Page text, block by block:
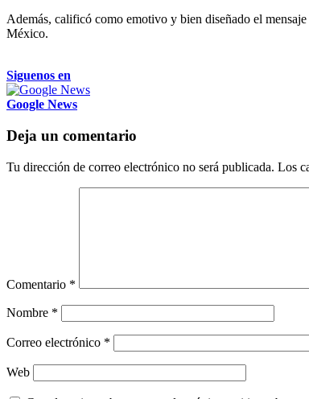
Además, calificó como emotivo y bien diseñado el
México.
Siguenos en
Google News
Deja un comentario
Tu dirección de correo electrónico no será publicada. Los
Comentario *
Nombre *
Correo electrónico *
Web